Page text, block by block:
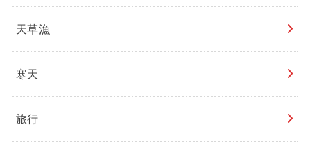
天草漁
寒天
旅行